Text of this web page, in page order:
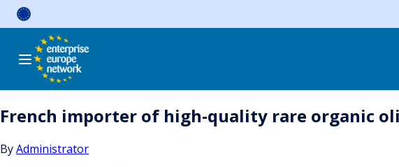
Skip
French importer of high-quality rare organic
ByAdministrator